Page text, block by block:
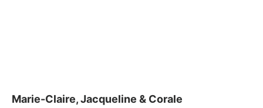
Marie-Claire, Jacqueline & Corale